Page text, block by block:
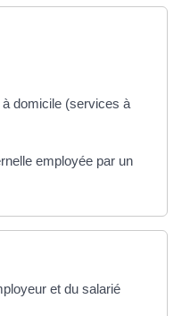
domicile (services à
employée par un
et du salarié